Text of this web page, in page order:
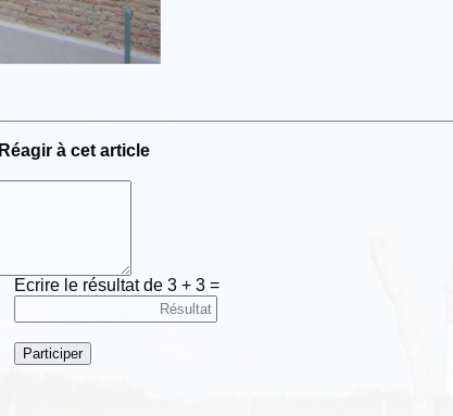
Réagir à cet article
Ecrire le résultat de 3 + 3 =